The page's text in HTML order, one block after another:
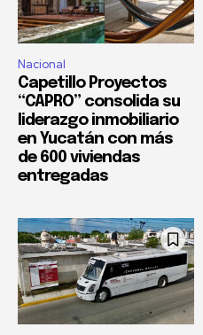
Nacional
Capetillo Proyectos
“CAPRO” consolida su
liderazgo inmobiliario
en Yucatán con más
de 600 viviendas
entregadas